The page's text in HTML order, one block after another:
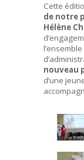
Cette
de notre
Hélène
nouveau
d’une